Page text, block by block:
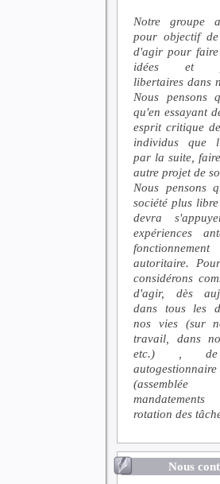
Notre groupe
pour objectif
d'agir pour
idées et
libertaires dans
Nous pensons
qu'en essayant
esprit critique
individus que
par la suite,
autre projet de
Nous pensons
société plus
devra
expériences
autoritaire.
considérons
d'agir, dès
dans tous les
nos vies (sur
travail, dans
etc.) , de
(assemblée
rotation des
Nous